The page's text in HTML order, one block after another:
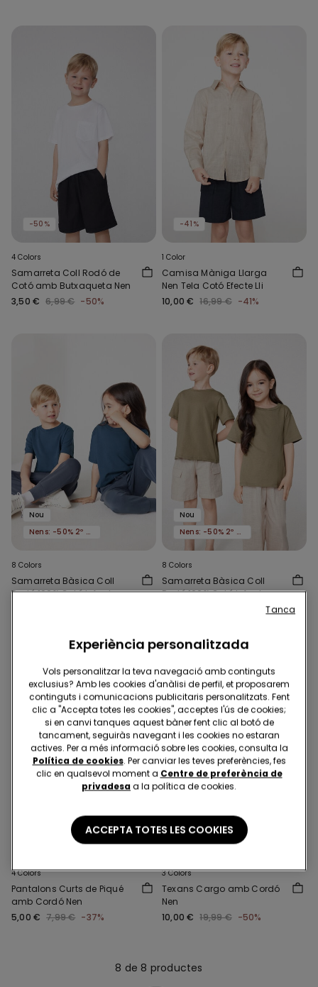
-50%
4 Colors
Samarreta Coll Rodó de
Cotó amb Butxaqueta Nen
3,50 € 6,99 € -50%
-41%
1 Color
Camisa Màniga Llarga
Nen Tela Cotó Efecte Lli
10,00 € 16,99 € -41%
Nou
Nens: -50% 2º article
8 Colors
Samarreta Bàsica Coll
Rodó 100% Cotó Infants
Nou
Nens: -50% 2º article
8 Colors
Samarreta Bàsica Coll
Rodó 100% Cotó Infants
4 Colors
Pantalons Curts de Piqué
amb Cordó Nen
5,00 € 7,99 € -37%
3 Colors
Texans Cargo amb Cordó
Nen
10,00 € 19,99 € -50%
8 de 8 productes
Experiència personalitzada
Vols personalitzar la teva navegació amb continguts
exclusius? Amb les cookies d'anàlisi de perfil, et proposarem
continguts i comunicacions publicitaris personalitzats. Fent
clic a "Accepta totes les cookies", acceptes l'ús de cookies;
si en canvi tanques aquest bàner fent clic al botó de
tancament, seguiràs navegant i les cookies no estaran
actives. Per a més informació sobre les cookies, consulta la
Política de cookies. Per canviar les teves preferències, fes
clic en qualsevol moment a Centre de preferència de
privadesa a la política de cookies.
ACCEPTA TOTES LES COOKIES
Tanca